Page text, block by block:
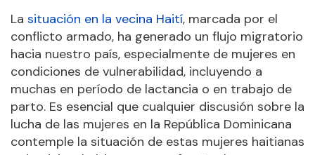
La situación en la vecina Haití, marcada por el
conflicto armado, ha generado un flujo migratorio
hacia nuestro país, especialmente de mujeres en
condiciones de vulnerabilidad, incluyendo a
muchas en período de lactancia o en trabajo de
parto. Es esencial que cualquier discusión sobre la
lucha de las mujeres en la República Dominicana
contemple la situación de estas mujeres haitianas